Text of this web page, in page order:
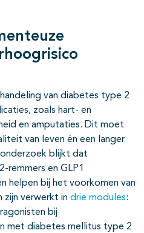
van diabetes type 2
zoals hart- en
en amputaties. Dit moet
van leven én een langer
blijkt dat
remmers en GLP1
helpen bij het voorkomen van
zijn verwerkt in drie modules:
bij
met diabetes mellitus type 2